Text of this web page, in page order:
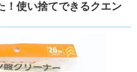
！使い捨てできるクエン